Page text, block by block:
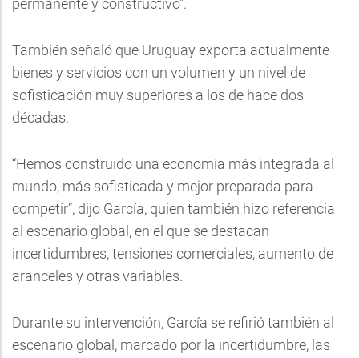
permanente y constructivo”.
También señaló que Uruguay exporta actualmente
bienes y servicios con un volumen y un nivel de
sofisticación muy superiores a los de hace dos
décadas.
“Hemos construido una economía más integrada al
mundo, más sofisticada y mejor preparada para
competir”, dijo García, quien también hizo referencia
al escenario global, en el que se destacan
incertidumbres, tensiones comerciales, aumento de
aranceles y otras variables.
Durante su intervención, García se refirió también al
escenario global, marcado por la incertidumbre, las